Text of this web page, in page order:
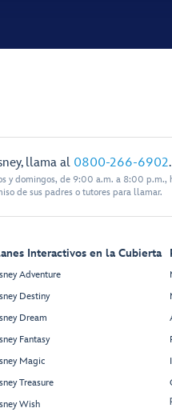
llama al 0800-266-6902.
y domingos, de 9:00 a.m. a 8:00 p.m.,
de sus padres o tutores para llamar.
Interactivos en la Cubierta
Adventure
Destiny
Dream
Fantasy
Magic
Treasure
Wish